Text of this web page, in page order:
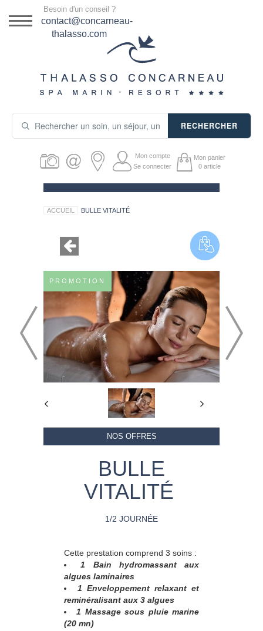
DESTINATION
SÉJOURS THALASSO
PRODUITS COSMÉTIQUES
GUIDE CADEAUX
Besoin d'un conseil ?
contact@concarneau-
thalasso.com
RECHERCHER
Mon compte
Se connecter
Mon panier
0 article
ACCUEIL BULLE VITALITÉ
PROMOTION
NOS OFFRES
BULLE
VITALITÉ
1/2 JOURNÉE
Cette prestation comprend 3 soins :
1 Bain hydromassant aux
algues laminaires
1 Enveloppement relaxant et
reminéralisant aux 3 algues
1 Massage sous pluie marine
(20 mn)